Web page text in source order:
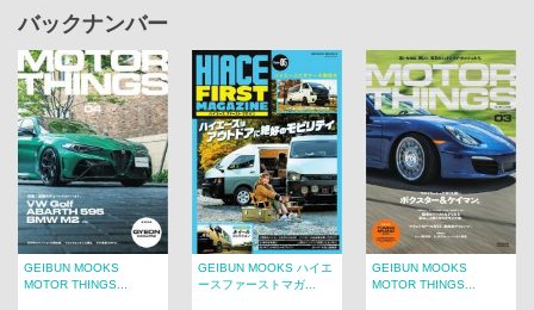
バックナンバー
GEIBUN MOOKS
MOTOR THINGS...
GEIBUN MOOKS ハイエ
ースファーストマガ...
GEIBUN MOOKS
MOTOR THINGS...